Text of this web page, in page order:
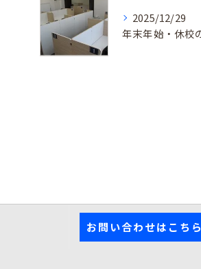
2025/12/29
お問い合わせはこちら